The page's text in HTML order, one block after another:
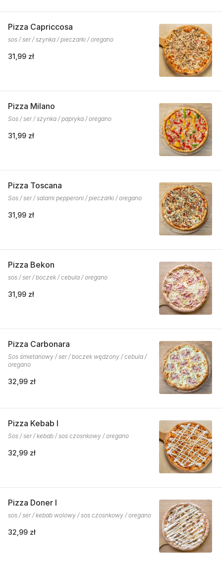
Pizza Capriccosa
sos / ser / szynka / pieczarki / oregano
31,99 zł
Pizza Milano
Sos / ser / szynka / papryka / oregano
31,99 zł
Pizza Toscana
Sos / ser / salami pepperoni / pieczarki / oregano
31,99 zł
Pizza Bekon
sos / ser / boczek / cebula / oregano
31,99 zł
Pizza Carbonara
Sos śmietanowy / ser / boczek wędzony / cebula /
oregano
32,99 zł
Pizza Kebab I
Sos / ser / kebab / sos czosnkowy / oregano
32,99 zł
Pizza Doner I
sos / ser / kebab wolowy / sos czosnkowy / oregano
32,99 zł